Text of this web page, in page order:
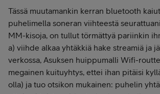
Tässä muutamankin kerran bluetooth
puhelimella soneran viihteestä
MM-kisoja, on tullut törmättyä pariinkin
a) viihde alkaa yhtäkkiä hake streamiä ja
verkossa, Asuksen huippumalli Wifi-
megainen kuituyhtys, ettei ihan pitäisi
olla) ja tuo otsikon mukainen: puhelin